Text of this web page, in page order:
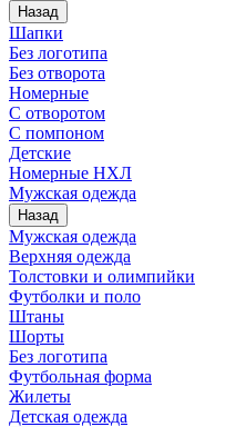
Назад
Шапки
Без логотипа
Без отворота
Номерные
С отворотом
С помпоном
Детские
Номерные НХЛ
Мужская одежда
Назад
Мужская одежда
Верхняя одежда
Толстовки и олимпийки
Футболки и поло
Штаны
Шорты
Без логотипа
Футбольная форма
Жилеты
Детская одежда